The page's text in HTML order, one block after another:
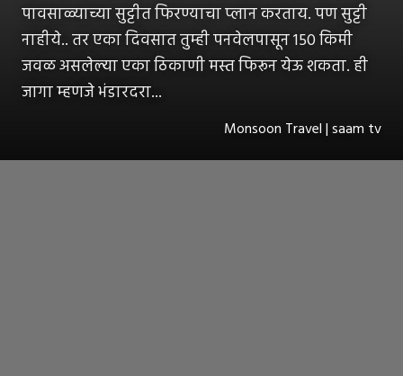
पावसाळ्याच्या सुट्टीत फिरण्याचा प्लान करताय. पण सुट्टी
नाहीये.. तर एका दिवसात तुम्ही पनवेलपासून 150 किमी
जवळ असलेल्या एका ठिकाणी मस्त फिरून येऊ शकता. ही
जागा म्हणजे भंडारदरा...
Monsoon Travel | saam tv